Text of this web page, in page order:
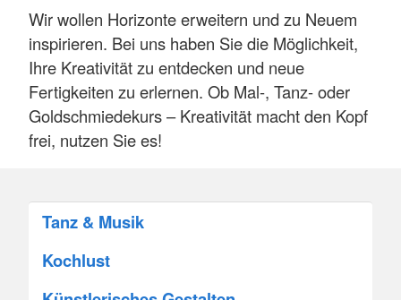
Wir wollen Horizonte erweitern und zu Neuem
inspirieren. Bei uns haben Sie die Möglichkeit,
Ihre Kreativität zu entdecken und neue
Fertigkeiten zu erlernen. Ob Mal-, Tanz- oder
Goldschmiedekurs – Kreativität macht den Kopf
frei, nutzen Sie es!
Tanz & Musik
Kochlust